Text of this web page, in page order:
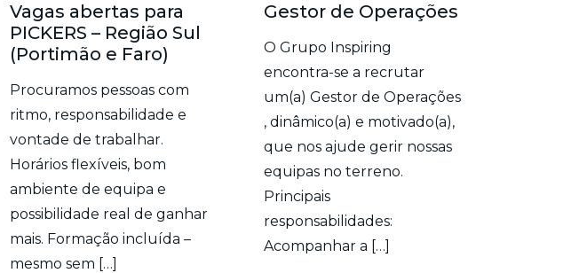
Vagas abertas para
PICKERS – Região Sul
(Portimão e Faro)
Procuramos pessoas com
ritmo, responsabilidade e
vontade de trabalhar.
Horários flexíveis, bom
ambiente de equipa e
possibilidade real de ganhar
mais. Formação incluída –
mesmo sem […]
Gestor de Operações
O Grupo Inspiring
encontra-se a recrutar
um(a) Gestor de Operações
, dinâmico(a) e motivado(a),
que nos ajude gerir nossas
equipas no terreno.
Principais
responsabilidades:
Acompanhar a […]